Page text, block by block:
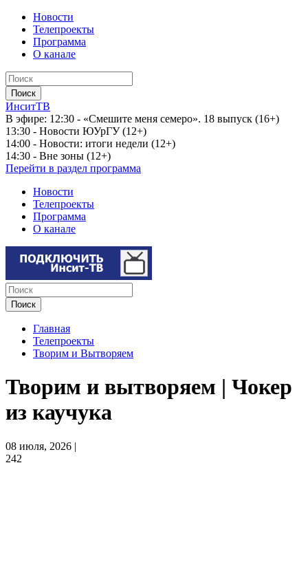
Новости
Телепроекты
Программа
О канале
ИнситТВ
В эфире: 12:30 - «Смешите меня семеро». 18 выпуск (16+)
13:30 - Новости ЮУрГУ (12+)
14:00 - Новости: итоги недели (12+)
14:30 - Вне зоны (12+)
Перейти в раздел программа
Новости
Телепроекты
Программа
О канале
Главная
Телепроекты
Творим и Вытворяем
Творим и вытворяем | Чокер
из каучука
08 июля, 2026 |
242